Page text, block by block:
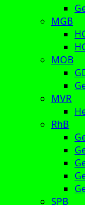
MGB
MOB
MVR
RhB
SPB